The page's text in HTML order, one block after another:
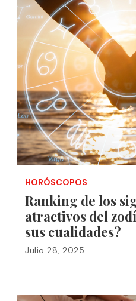
HORÓSCOPOS
Ranking de los
atractivos del
sus cualidades?
Julio 28, 2025